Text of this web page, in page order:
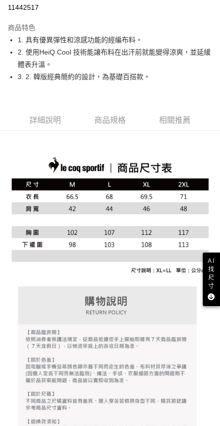
悠遊付
大哥付你分期
相關說明
【大哥付你分期使用說明】
1.本服務由台灣大哥大提供，台灣大哥大用戶可立即使用無須另外申請。
3.實際核准額度、可分期數及費用金額請依後續交易確認頁面所載為準。
1.分期款項不併入電信帳單，「大哥付你分期」於每月結算日後寄送繳費提
2.透過簡訊連結打開帳單後，可選擇「超商條碼／台灣大直營門市／銀行轉
帳／街口支付／iPASS MONEY」等通路繳費。
【注意事項】
1.本服務係由「台灣大哥大股份有限公司」（以下簡稱本公司）所提供，讓
買賣價金債權讓與本公司後，依約使用本公司帳單繳交帳款。
2.基於同意付款使用「大哥付你分期」之契約關係目的，商店將以您的個人
資料（包含姓名、電話或地址）提供予台灣大哥大進項蒐集、處理及利用，
https://oppay.tw/userRule
AFTEE先享後付
便利好安心！
【「AFTEE先享後付」結帳流程】
１．於結帳方式選擇「AFTEE先享後付」後，將跳轉至「AFTEE先享後付」
結帳頁面，進行簡訊認證並確認金額後，即可完成結帳。
２．訂單成立數日內，您將收到繳費通知簡訊。
３．收到繳費通知簡訊後14天內，點擊此簡訊中的連結，可透過四大超商／
ATM／網路銀行／等多元方式進行付款，方視為交易完成。
購買商品的店家。未經商家同意取消之訂單仍視為有效，需透過AFTEE先享
後付繳納相關費用。
※ 交易是否成功請以「AFTEE先享後付 」之結帳頁面顯示為準，若有關於
是否繳費成功／繳費後需取消欲退款等相關疑問，請聯繫「AFTEE先享後付
客戶支援中心」https://netprotections.freshdesk.com/support/home
易，需依本服務之必要範圍內提供個人資料，並將交易相關給付款項請求債
權轉讓予恩沛科技股份有限公司。
２．關於個人資料處理事宜，請瀏覽以下網址：
３．未成年的使用者請事先徵得法定代理人或監護人之同意方可使用
「AFTEE先享後付」，若未經同意申辦者引起之損失，本公司不負相關責
４．使用「AFTEE先享後付」時，將依據個別帳號之用戶狀況，依本公司即
時審查核予不同之上限額度；若仍有額度不足之情形，本公司將視審查結果
請求用戶進行身份認證。
恩沛科技股份有限公司將有權停止該用戶之使用額度並採取法律行動。
付款後全家取貨
免運費
萊爾富取貨付款
免運費
付款後萊爾富取貨
離島宅配
免運費
11442517
商品特色
1. 具有優異彈性和涼感功能的經編布料。
2. 使用HeiQ Cool 技術能讓布料在出汗前就能變得涼爽，並延緩
體表升溫。
3. 2. 韓版經典簡約的設計，為基礎百搭款。
詳細說明 商品規格 相關推薦
AI
找
尺
寸